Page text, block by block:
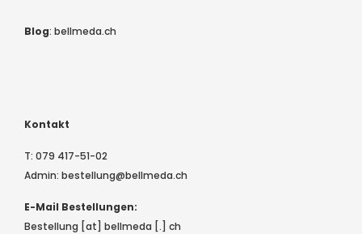
Blog: bellmeda.ch
Kontakt
T: 079 417-51-02
Admin: bestellung@bellmeda.ch
E-Mail Bestellungen:
Bestellung [at] bellmeda [.] ch